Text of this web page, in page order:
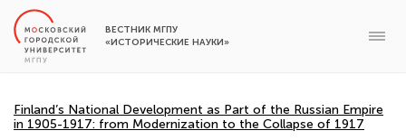
ВЕСТНИК МГПУ
«ИСТОРИЧЕСКИЕ НАУКИ»
Finland’s National Development as Part of the Russian Empire
in 1905-1917: from Modernization to the Collapse of 1917